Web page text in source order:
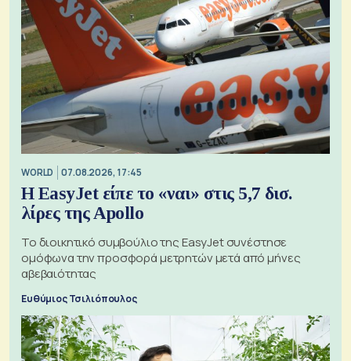
WORLD 07.08.2026, 17:45
Η EasyJet είπε το «ναι» στις 5,7 δισ.
λίρες της Apollo
Το διοικητικό συμβούλιο της EasyJet συνέστησε
ομόφωνα την προσφορά μετρητών μετά από μήνες
αβεβαιότητας
Ευθύμιος Τσιλιόπουλος